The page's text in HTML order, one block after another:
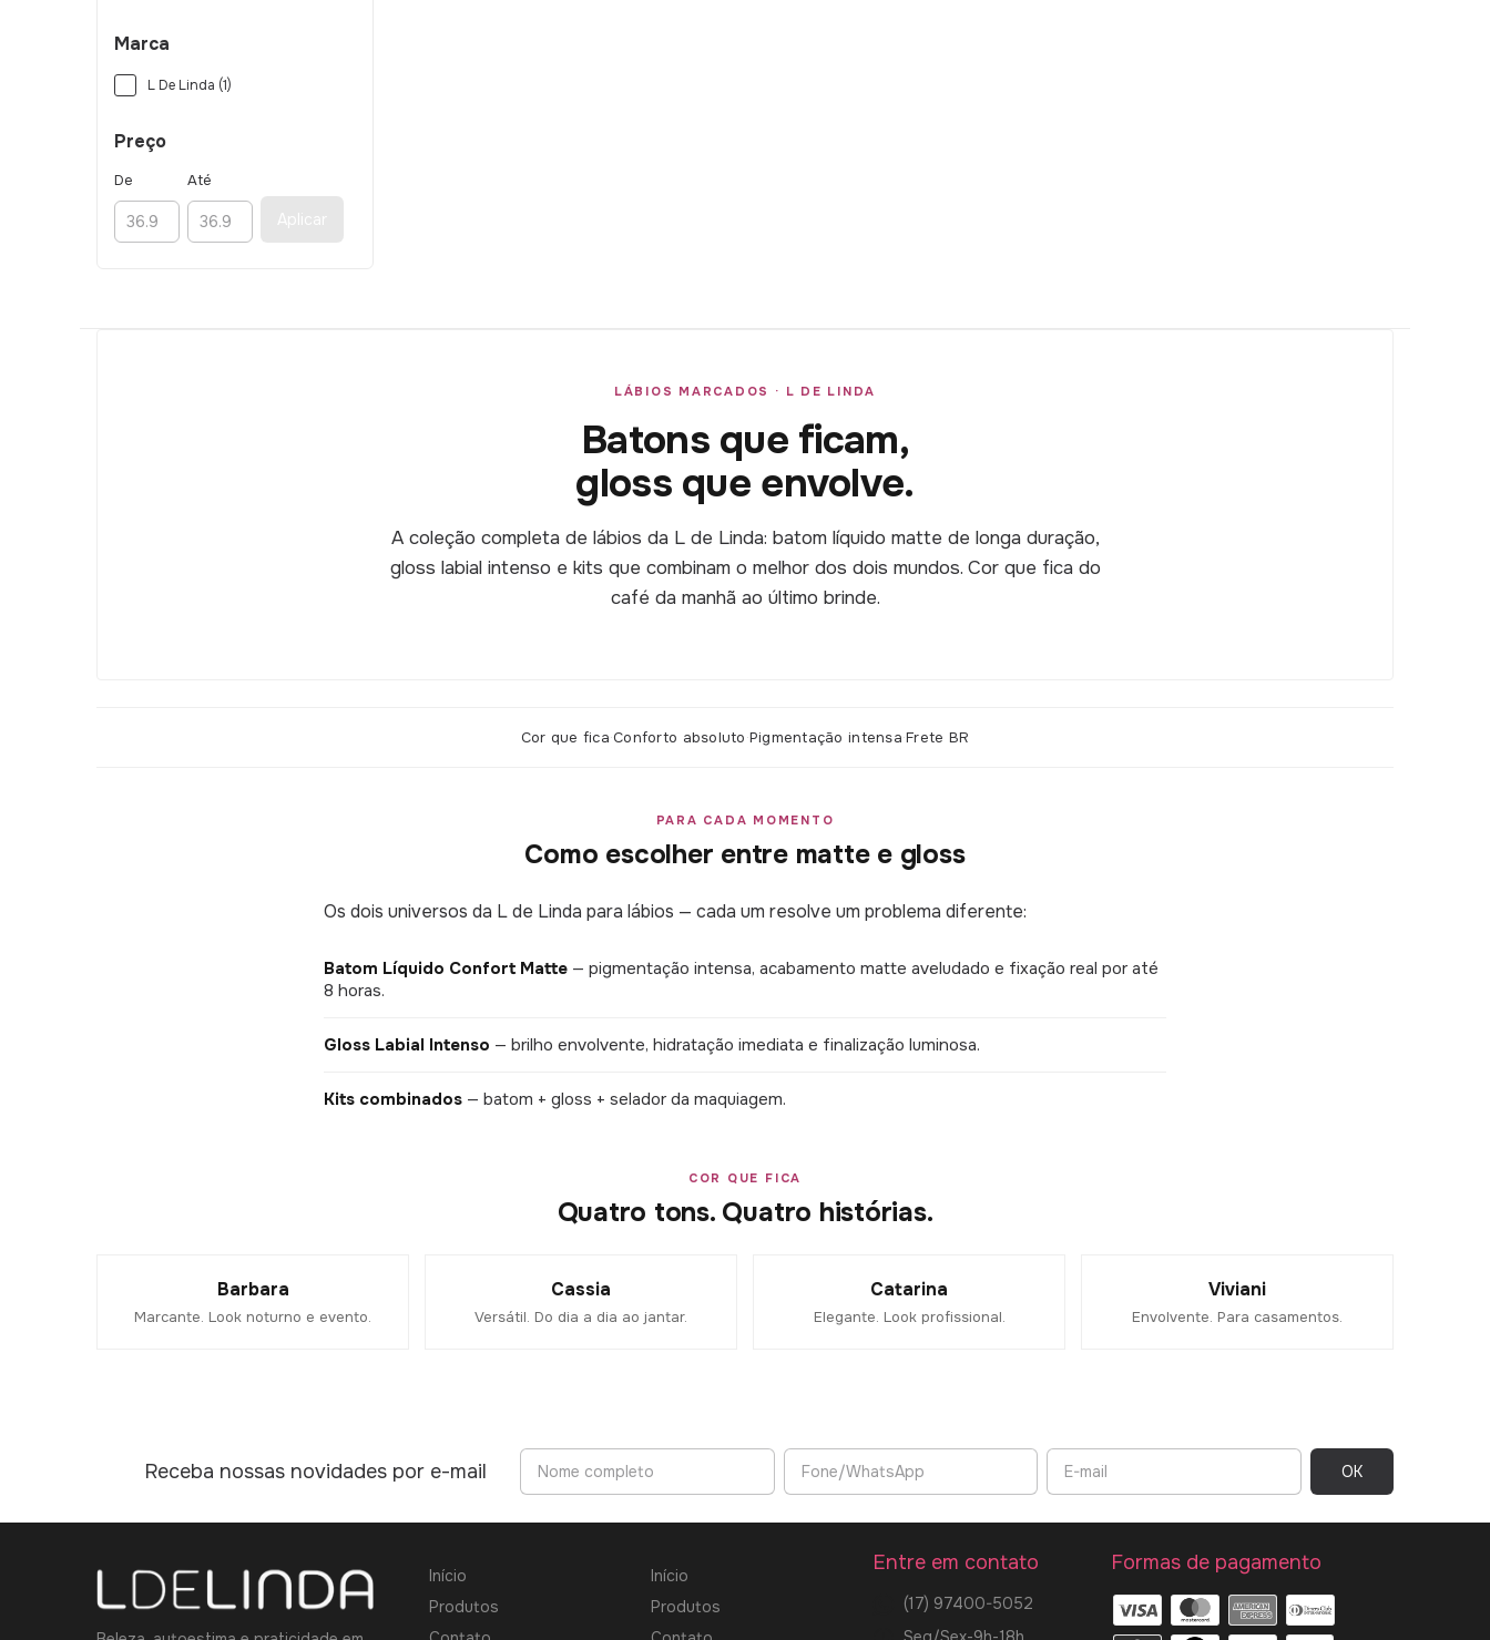
Marca
L De Linda (1)
Preço
De Até
Aplicar
LÁBIOS MARCADOS · L DE LINDA
Batons que ficam,
gloss que envolve.
A coleção completa de lábios da L de Linda: batom líquido matte de longa duração,
gloss labial intenso e kits que combinam o melhor dos dois mundos. Cor que fica do
café da manhã ao último brinde.
Cor que fica·Conforto absoluto·Pigmentação intensa·Frete BR
PARA CADA MOMENTO
Como escolher entre matte e gloss
Os dois universos da L de Linda para lábios — cada um resolve um problema diferente:
Batom Líquido Confort Matte — pigmentação intensa, acabamento matte aveludado e fixação real por até
8 horas.
Gloss Labial Intenso — brilho envolvente, hidratação imediata e finalização luminosa.
Kits combinados — batom + gloss + selador da maquiagem.
COR QUE FICA
Quatro tons. Quatro histórias.
Barbara
Marcante. Look noturno e evento.
Cassia
Versátil. Do dia a dia ao jantar.
Catarina
Elegante. Look profissional.
Viviani
Envolvente. Para casamentos.
Receba nossas novidades por e-mail
Início
Produtos
Início
Produtos
Entre em contato
(17) 97400-5052
Formas de pagamento